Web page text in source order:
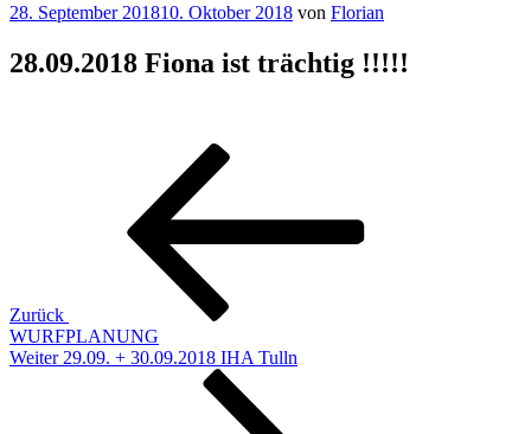
Veröffentlicht
28. September 201810. Oktober 2018 von Florian
28.09.2018 Fiona ist trächtig !!!!!
Beitragsnavigation
Zurück
WURFPLANUNG
Nächster
Weiter 29.09. + 30.09.2018 IHA Tulln